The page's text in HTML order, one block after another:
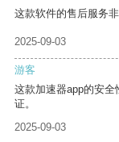
这款软件的售后服务
2025-09-03
游客
这款加速器app的安
证。
2025-09-03